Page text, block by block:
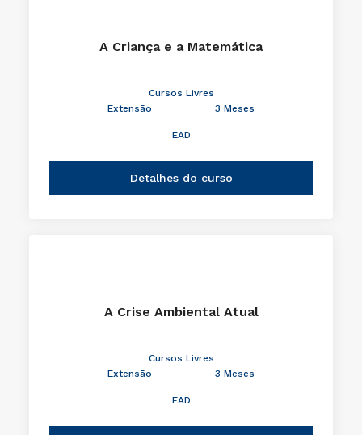
A Criança e a Matemática
Cursos Livres
Extensão
3 Meses
EAD
Detalhes do curso
A Crise Ambiental Atual
Cursos Livres
Extensão
3 Meses
EAD